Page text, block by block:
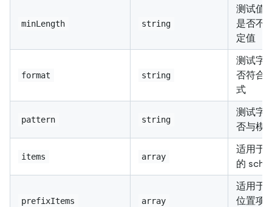
minLength string
测试值
是否不
定值
format string
测试字
否符合
式
pattern string
测试字
否与模
items array
适用于
的
prefixItems array
适用于
位置项